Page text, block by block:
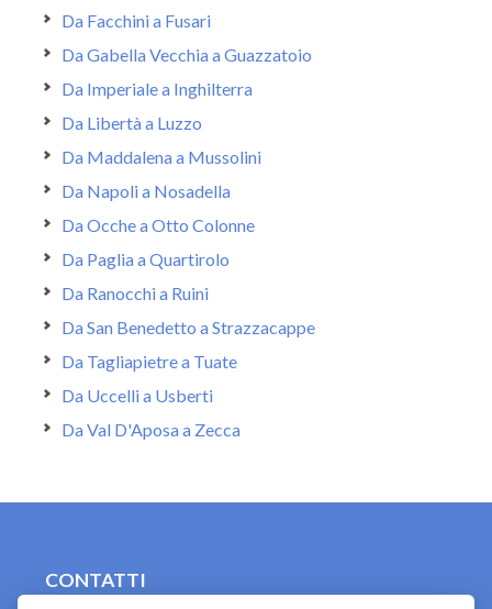
Da Facchini a Fusari
Da Gabella Vecchia a Guazzatoio
Da Imperiale a Inghilterra
Da Libertà a Luzzo
Da Maddalena a Mussolini
Da Napoli a Nosadella
Da Ocche a Otto Colonne
Da Paglia a Quartirolo
Da Ranocchi a Ruini
Da San Benedetto a Strazzacappe
Da Tagliapietre a Tuate
Da Uccelli a Usberti
Da Val D'Aposa a Zecca
CONTATTI